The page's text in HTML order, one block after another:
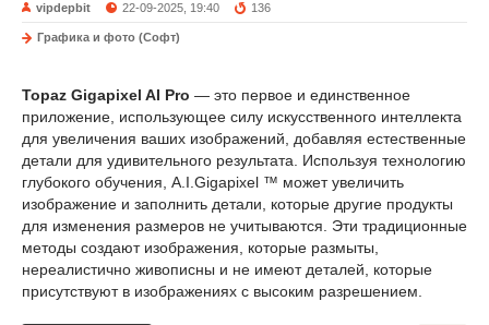
vipdepbit 22-09-2025, 19:40 136
Графика и фото (Софт)
Topaz Gigapixel AI Pro — это первое и единственное
приложение, использующее силу искусственного интеллекта
для увеличения ваших изображений, добавляя естественные
детали для удивительного результата. Используя технологию
глубокого обучения, A.I.Gigapixel ™ может увеличить
изображение и заполнить детали, которые другие продукты
для изменения размеров не учитываются. Эти традиционные
методы создают изображения, которые размыты,
нереалистично живописны и не имеют деталей, которые
присутствуют в изображениях с высоким разрешением.